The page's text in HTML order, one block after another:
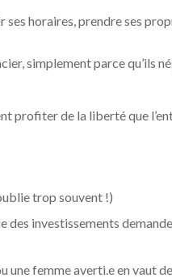
horaires, prendre ses
simplement parce qu’ils
profiter de la liberté que
trop souvent !)
des investissements
une femme averti.e en vaut